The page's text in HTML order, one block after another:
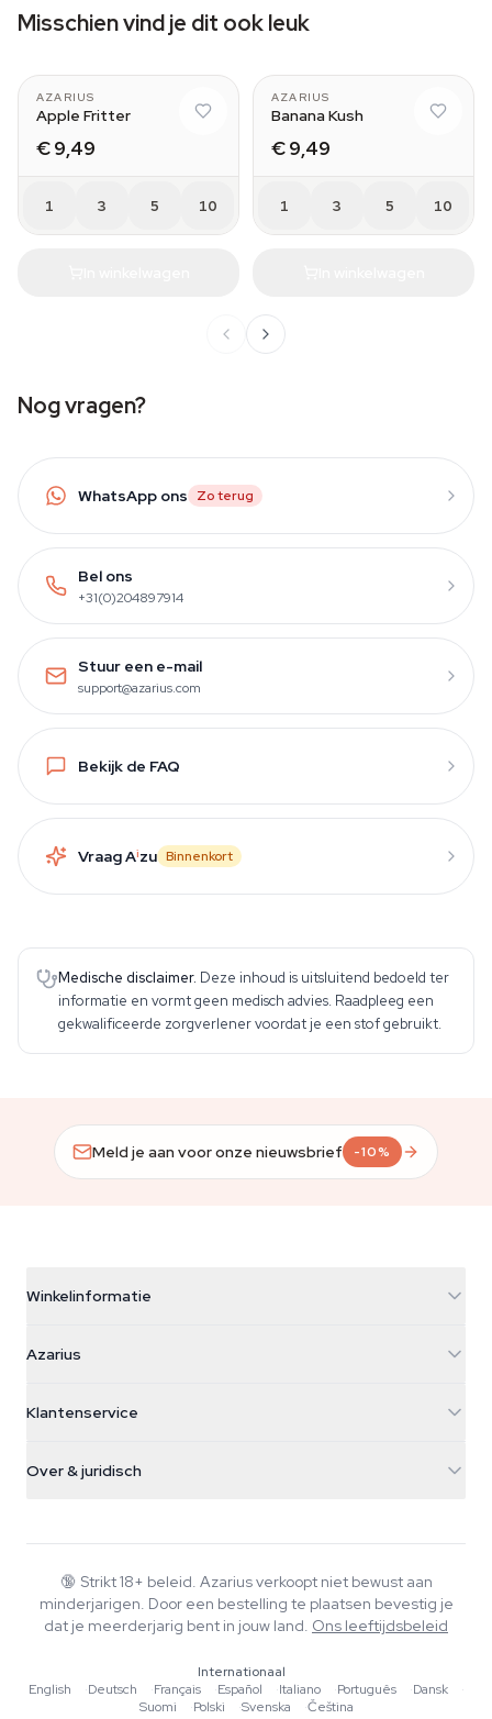
Misschien vind je dit ook leuk
AZARIUS
Apple Fritter
€ 9,49
1 3 5 10
AZARIUS
Banana Kush
€ 9,49
1 3 5 10
Nog vragen?
WhatsApp ons Zo terug
Bel ons
+31(0)204897914
Stuur een e-mail
support@azarius.com
Bekijk de FAQ
Vraag Aizu Binnenkort
Medische disclaimer. Deze inhoud is uitsluitend bedoeld ter
informatie en vormt geen medisch advies. Raadpleeg een
gekwalificeerde zorgverlener voordat je een stof gebruikt.
Meld je aan voor onze nieuwsbrief -10%
Winkelinformatie
Galvaniweg 11
Nederland
+31(0)204897914
Azarius
Smokeshop
Klantenservice
Retourbeleid
Veelgestelde vragen
Privacybeleid
Over & juridisch
Wiki
Muziek
Redactionele normen
Tools & Calculators
🔞 Strikt 18+ beleid. Azarius verkoopt niet bewust aan
minderjarigen. Door een bestelling te plaatsen bevestig je
dat je meerderjarig bent in jouw land. Ons leeftijdsbeleid
Internationaal
English
·Deutsch ·Français ·Español ·Italiano ·Português ·Dansk
·
Suomi
·Polski ·Svenska ·Čeština